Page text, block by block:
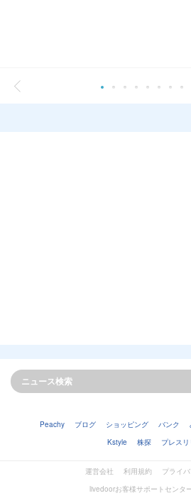
Peachy ブログ ショッピング バンク
Kstyle
株探 プレス
運営会社 利用規約
プライ
livedoorお客様サポートセンタ